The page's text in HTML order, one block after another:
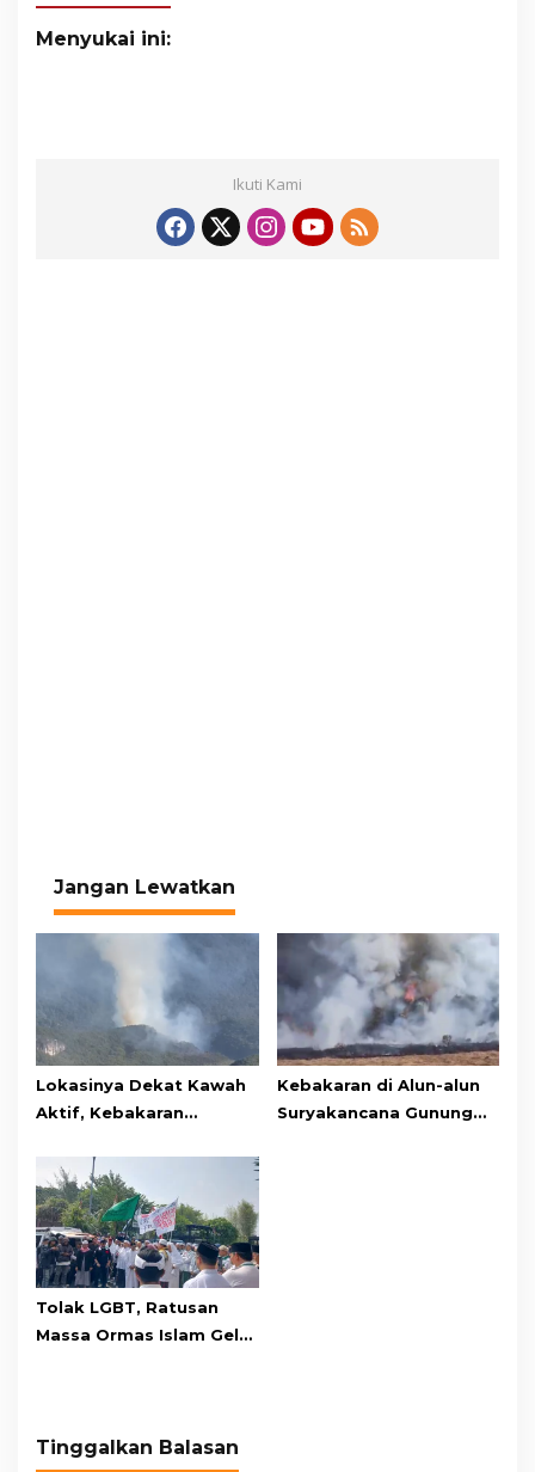
Menyukai ini:
Ikuti Kami
Jangan Lewatkan
Lokasinya Dekat Kawah
Aktif, Kebakaran
Kawasan Gunung Gede
Pangrango
Kebakaran di Alun-alun
Suryakancana Gunung
Tolak LGBT, Ratusan
Massa Ormas Islam Gelar
Tinggalkan Balasan